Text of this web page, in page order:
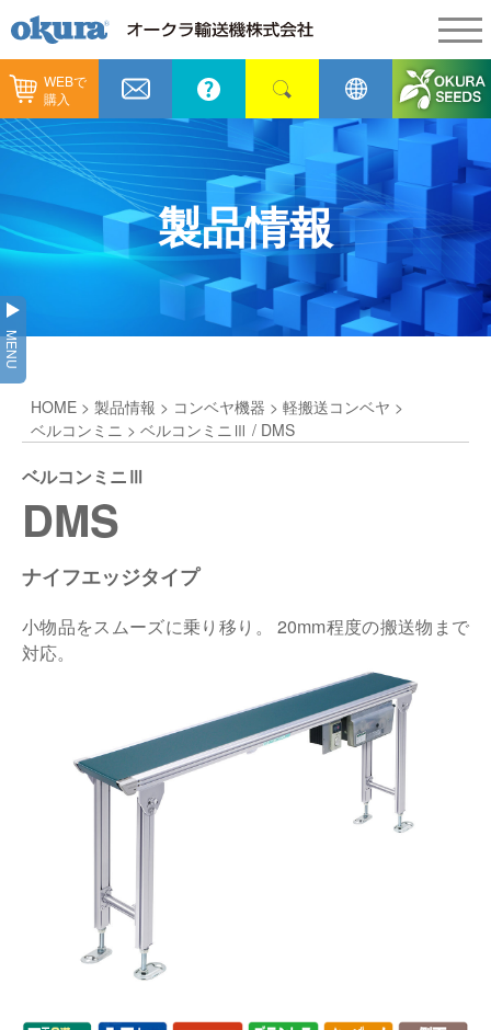
WEBで
購入
製品情報
製品情報
コンベヤ機器
コンベヤ機器を探す
ヒント集
GTPシステム
仕分けシステム
ピッキングシステム
保管システム
パレタイズ・デパレタイズシステム
バンニング・デバンニングシステム
バーチカル装置（垂直搬送機）
納入事例
納入事例
全業種
飲料
通販
食品
メンテナンス
カタログ／CAD
代表あいさつ
企業理念
会社概要
事業所一覧
オークラグループ
オークラの取組み
採用情報
ショールーム
オークラミュージアム
新着情報
物流用語集
プライバシーポリシー
サイトポリシー
製品情報
MENU
HOME > 製品情報 > コンベヤ機器 > 軽搬送コンベヤ >
ベルコンミニ > ベルコンミニⅢ / DMS
ベルコンミニⅢ
DMS
ナイフエッジタイプ
小物品をスムーズに乗り移り。 20mm程度の搬送物まで
対応。